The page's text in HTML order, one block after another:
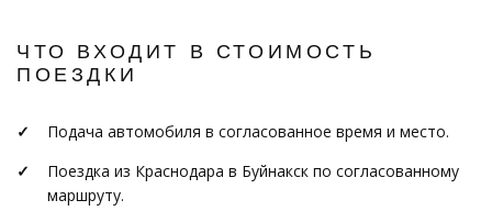
ЧТО ВХОДИТ В СТОИМОСТЬ
ПОЕЗДКИ
Подача автомобиля в согласованное время и место.
Поездка из Краснодара в Буйнакск по согласованному
маршруту.